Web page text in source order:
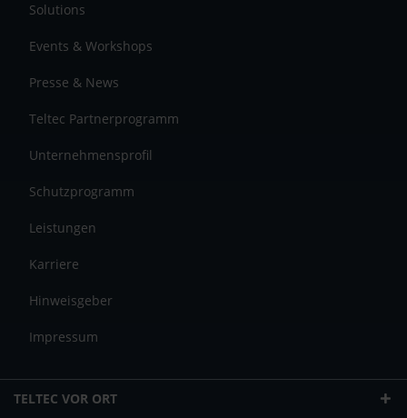
Solutions
Events & Workshops
Presse & News
Teltec Partnerprogramm
Unternehmensprofil
Schutzprogramm
Leistungen
Karriere
Hinweisgeber
Impressum
TELTEC VOR ORT